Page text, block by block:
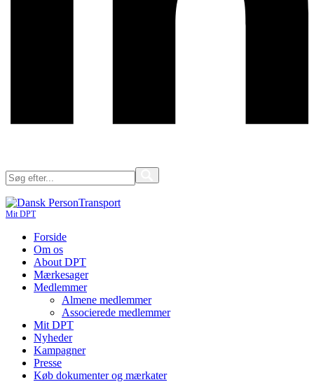
Mit DPT
Forside
Om os
About DPT
Mærkesager
Medlemmer
Almene medlemmer
Associerede medlemmer
Mit DPT
Nyheder
Kampagner
Presse
Køb dokumenter og mærkater